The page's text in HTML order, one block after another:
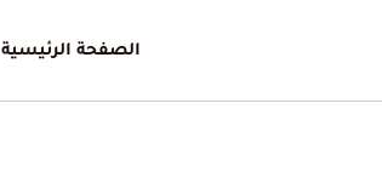
الصفحة الرئيسية